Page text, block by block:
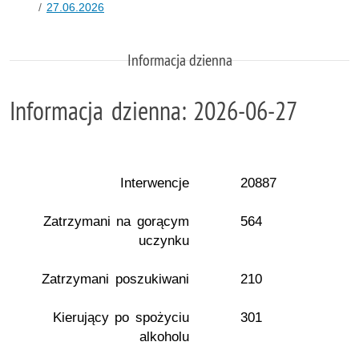
27.06.2026
Informacja dzienna
Informacja dzienna: 2026-06-27
Interwencje 20887
Zatrzymani na gorącym
uczynku
564
Zatrzymani poszukiwani 210
Kierujący po spożyciu
alkoholu
301